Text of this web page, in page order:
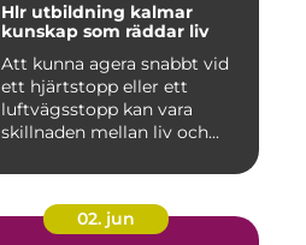
Hlr utbildning kalmar
kunskap som räddar liv
Att kunna agera snabbt vid
ett hjärtstopp eller ett
luftvägsstopp kan vara
skillnaden mellan liv och...
02. jun